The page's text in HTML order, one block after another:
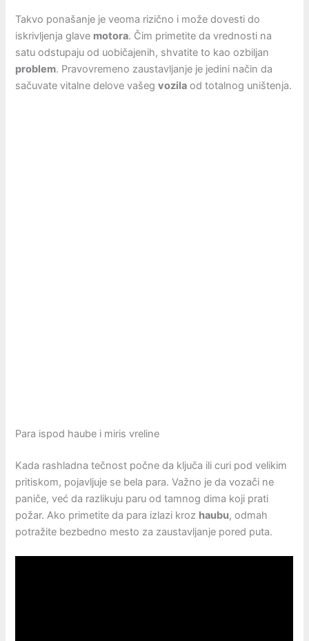
Takvo ponašanje je veoma rizično i može dovesti do
iskrivljenja glave motora. Čim primetite da vrednosti na
satu odstupaju od uobičajenih, shvatite to kao ozbiljan
problem. Pravovremeno zaustavljanje je jedini način da
sačuvate vitalne delove vašegvozila od totalnog uništenja.
Para ispod haube i miris vreline
Kada rashladna tečnost počne da ključa ili curi pod velikim
pritiskom, pojavljuje se bela para. Važno je da vozači ne
paniče, već da razlikuju paru od tamnog dima koji prati
požar. Ako primetite da para izlazi kroz haubu, odmah
potražite bezbedno mesto za zaustavljanje pored puta.